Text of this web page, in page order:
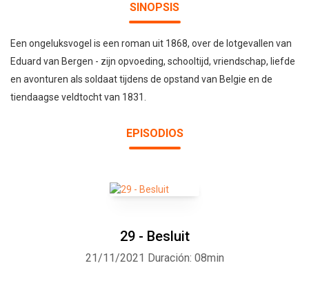
SINOPSIS
Een ongeluksvogel is een roman uit 1868, over de lotgevallen van
Eduard van Bergen - zijn opvoeding, schooltijd, vriendschap, liefde
en avonturen als soldaat tijdens de opstand van Belgie en de
tiendaagse veldtocht van 1831.
EPISODIOS
29 - Besluit
21/11/2021 Duración: 08min